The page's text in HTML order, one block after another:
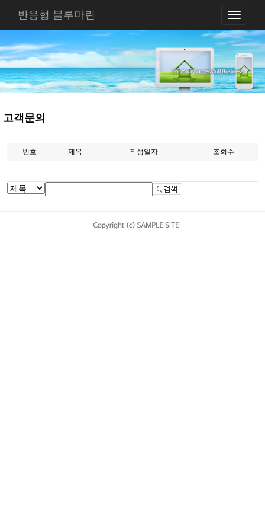
Toggle
반응형 블루마린
고객문의
번호 제목 작성일자 조회수